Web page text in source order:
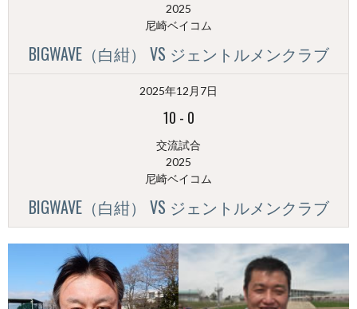
2025
尼崎ベイコム
BIGWAVE（白紺） VS ジェントルメンクラブ
2025年12月7日
10 - 0
交流試合
2025
尼崎ベイコム
BIGWAVE（白紺） VS ジェントルメンクラブ